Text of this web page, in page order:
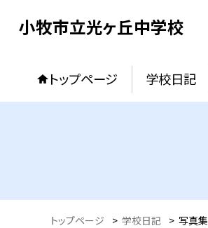
小牧市立光ヶ丘中学校
トップページ 学校日記
トップページ > 学校日記 > 写真集